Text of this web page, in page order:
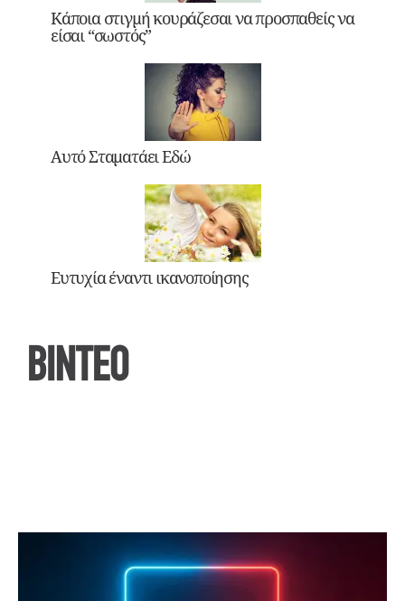
Κάποια στιγμή κουράζεσαι να προσπαθείς να
είσαι “σωστός”
Αυτό Σταματάει Εδώ
Ευτυχία έναντι ικανοποίησης
ΒΙΝΤΕΟ